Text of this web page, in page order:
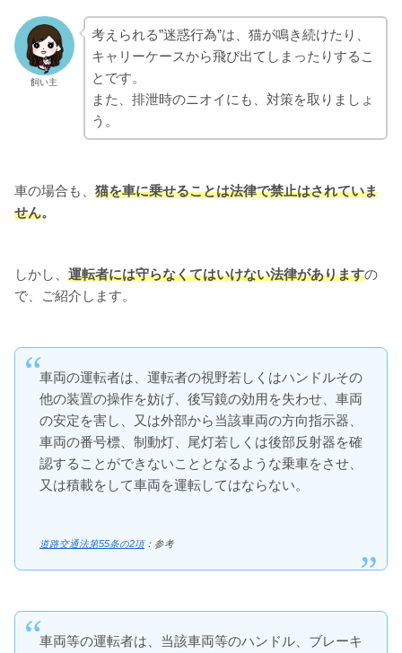
飼い主
考えられる”迷惑行為”は、猫が鳴き続けたり、
キャリーケースから飛び出てしまったりするこ
とです。
また、排泄時のニオイにも、対策を取りましょ
う。
車の場合も、 猫を車に乗せることは法律で禁止はされていま
せん。
しかし、 運転者には守らなくてはいけない法律がありますの
で、ご紹介します。
車両の運転者は、運転者の視野若しくはハンドルその
他の装置の操作を妨げ、後写鏡の効用を失わせ、車両
の安定を害し、又は外部から当該車両の方向指示器、
車両の番号標、制動灯、尾灯若しくは後部反射器を確
認することができないこととなるような乗車をさせ、
又は積載をして車両を運転してはならない。
道路交通法第55条の2項：参考
車両等の運転者は、当該車両等のハンドル、ブレーキ